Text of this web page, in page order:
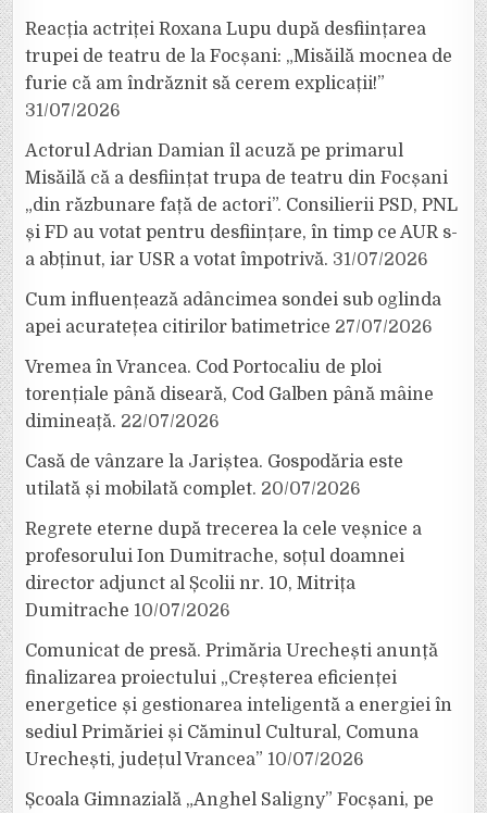
Reacția actriței Roxana Lupu după desființarea
trupei de teatru de la Focșani: „Misăilă mocnea de
furie că am îndrăznit să cerem explicații!”
31/07/2026
Actorul Adrian Damian îl acuză pe primarul
Misăilă că a desființat trupa de teatru din Focșani
„din răzbunare față de actori”. Consilierii PSD, PNL
și FD au votat pentru desființare, în timp ce AUR s-
a abținut, iar USR a votat împotrivă. 31/07/2026
Cum influențează adâncimea sondei sub oglinda
apei acuratețea citirilor batimetrice 27/07/2026
Vremea în Vrancea. Cod Portocaliu de ploi
torențiale până diseară, Cod Galben până mâine
dimineață. 22/07/2026
Casă de vânzare la Jariștea. Gospodăria este
utilată și mobilată complet. 20/07/2026
Regrete eterne după trecerea la cele veșnice a
profesorului Ion Dumitrache, soțul doamnei
director adjunct al Școlii nr. 10, Mitrița
Dumitrache 10/07/2026
Comunicat de presă. Primăria Urechești anunță
finalizarea proiectului „Creșterea eficienței
energetice și gestionarea inteligentă a energiei în
sediul Primăriei și Căminul Cultural, Comuna
Urechești, județul Vrancea” 10/07/2026
Școala Gimnazială „Anghel Saligny” Focșani, pe